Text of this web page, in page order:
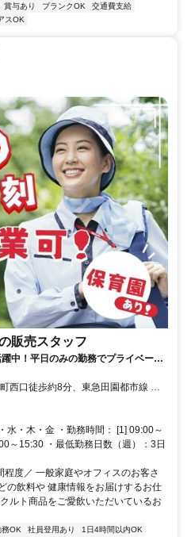
賞与あり ブランクOK
交通費支給
スOK
販売スタッフ
中！平日のみの勤務でプライベート
西口徒歩約8分、東急田園都市線 用
上町下高井戸方面口徒歩約20分
水・木・金 ・勤務時間： [1] 09:00～
～15:30 ・最低勤務日数（週）：3日
度／ 一般家庭やオフィスのお客さ
の飲料や 健康情報をお届けするお仕
ルト商品をご愛飲いただいているお
OK 社員登用あり
1日4時間以内OK